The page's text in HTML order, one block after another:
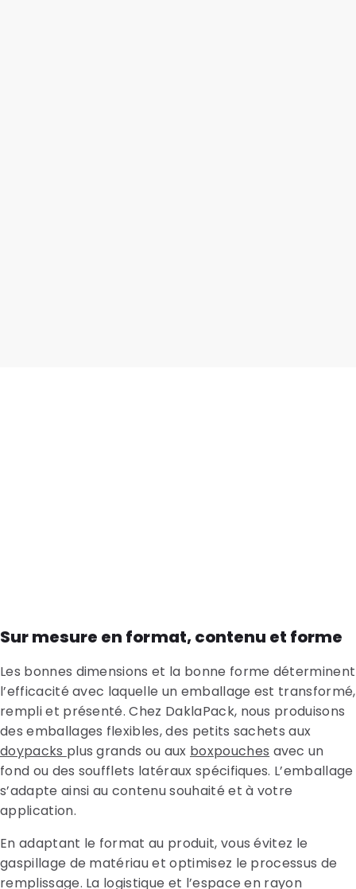
Sur mesure en format, contenu et forme
Les bonnes dimensions et la bonne forme déterminent
l’efficacité avec laquelle un emballage est transformé,
rempli et présenté. Chez DaklaPack, nous produisons
des emballages flexibles, des petits sachets aux
doypacks plus grands ou aux boxpouches avec un
fond ou des soufflets latéraux spécifiques. L’emballage
s’adapte ainsi au contenu souhaité et à votre
application.
En adaptant le format au produit, vous évitez le
gaspillage de matériau et optimisez le processus de
remplissage. La logistique et l’espace en rayon